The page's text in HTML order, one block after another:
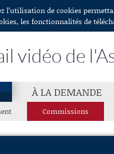
l’utilisation de cookies
les fonctionnalités de
vidéo de
À LA DEMANDE
Commissions